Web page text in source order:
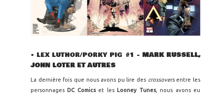
• LEX LUTHOR/PORKY PIG #1 - MARK RUSSELL,
JOHN LOTER ET AUTRES
La dernière fois que nous avons pu lire des crossoversentre les
personnages DC Comics et les Looney Tunes, nous avons eu